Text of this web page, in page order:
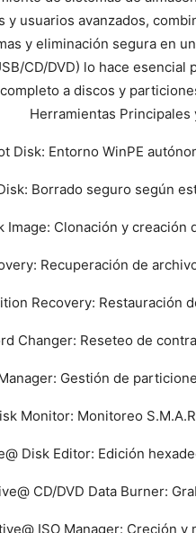
y usuarios avanzados,
y eliminación segura en
CD/DVD) lo hace
a discos y
Herramientas Principales
Disk: Entorno WinPE
Borrado seguro según
Image: Clonación y
Recuperación de
Recovery: Restauración
Changer: Reseteo de
Gestión de
Monitor: Monitoreo
Disk Editor: Edición
CD/DVD Data Burner:
ISO Manager: Creción y